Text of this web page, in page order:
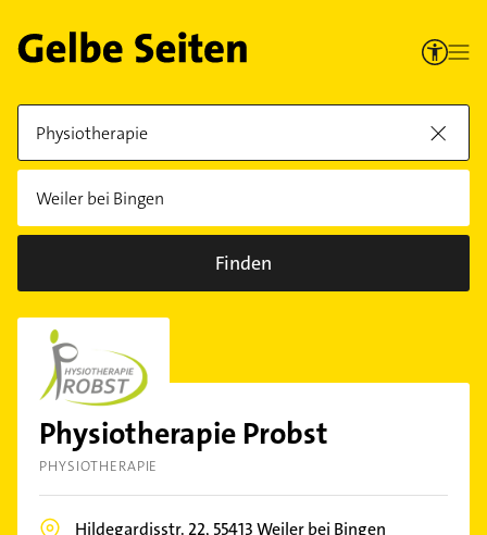
Finden
Physiotherapie Probst
PHYSIOTHERAPIE
Hildegardisstr. 22, 55413Weiler bei Bingen